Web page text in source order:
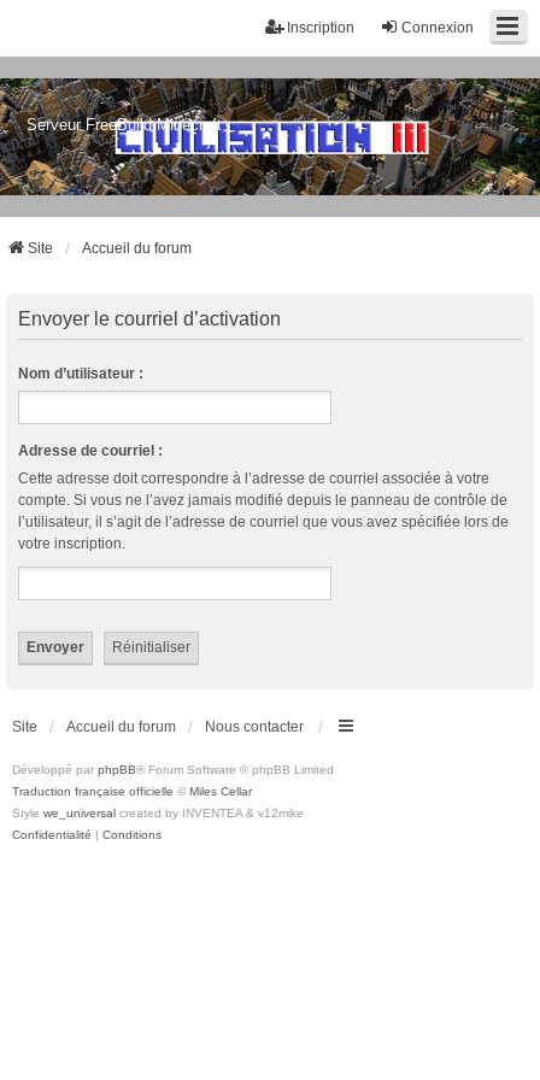
Connexion
Inscription
Serveur FreeBuild Minecraft
Site Accueil du forum
Envoyer le courriel d’activation
Nom d’utilisateur :
Adresse de courriel :
Cette adresse doit correspondre à l’adresse de courriel associée à votre
compte. Si vous ne l’avez jamais modifié depuis le panneau de contrôle de
l’utilisateur, il s’agit de l’adresse de courriel que vous avez spécifiée lors de
votre inscription.
Site Accueil du forum Nous contacter
Développé par phpBB® Forum Software © phpBB Limited
Traduction française officielle © Miles Cellar
Style we_universal created by INVENTEA & v12mike
Confidentialité | Conditions